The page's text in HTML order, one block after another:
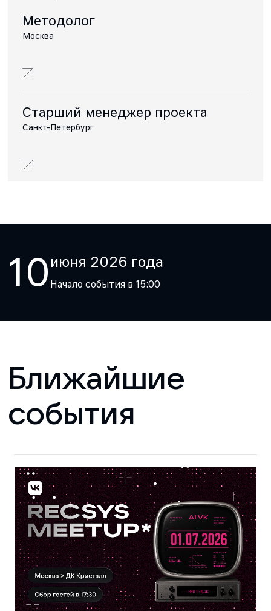
Методолог
Москва
Старший менеджер проекта
Санкт-Петербург
10 июня 2026 года
Начало события в 15:00
Ближайшие
события